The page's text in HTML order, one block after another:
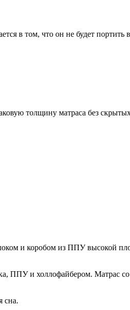
в том, что он не будет
толщину матраса без
и коробом из ППУ высокой
ППУ и холлофайбером. Матрас
сна.